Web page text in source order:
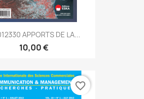
APPORTS DE LA...
10,00 €
favorite_border